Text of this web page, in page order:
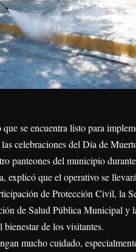
se encuentra listo para
celebraciones del Día de
panteones del municipio
que el operativo se
de Protección Civil, la
de Salud Pública Municipal y
de los visitantes.
mucho cuidado,